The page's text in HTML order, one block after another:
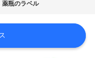
薬瓶のラベル